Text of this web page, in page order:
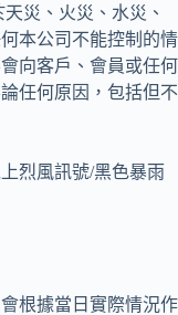
災、火災、水災、
本公司不能控制的情
向客戶、會員或任何
任何原因，包括但不
烈風訊號/黑色暴雨
根據當日實際情況作